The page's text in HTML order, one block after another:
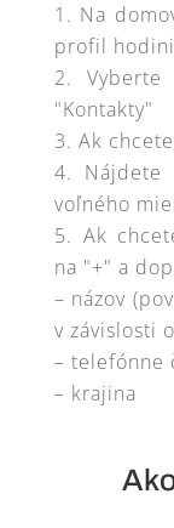
Na
profil
"Kontakty"
Ak
voľného
Ak
na "+" a
– názov
v závislosti
– telefónne
– krajina